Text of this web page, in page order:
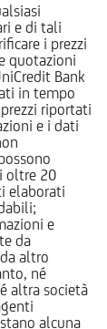
e di tali
i prezzi
quotazioni
Bank
in tempo
riportati
e i dati
oltre 20
elaborati
e
da
altro
né
altra società
alcuna